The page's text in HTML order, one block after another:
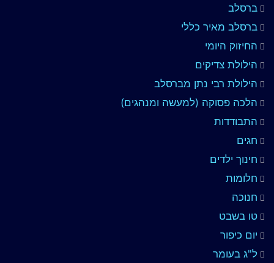
ברסלב
ברסלב מאיר כללי
החיזוק היומי
הילולת צדיקים
הילולת רבי נתן מברסלב
הלכה פסוקה (למעשה ומנהגים)
התבודדות
חגים
חינוך ילדים
חלומות
חנוכה
טו בשבט
יום כיפור
ל"ג בעומר